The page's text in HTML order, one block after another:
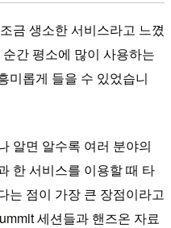
금 생소한 서비스라고 느꼈
간 평소에 많이 사용하는
미롭게 들을 수 있었습니
알면 알수록 여러 분야의
한 서비스를 이용할 때 타
는 점이 가장 큰 장점이라고
세션들과 핸즈온 자료